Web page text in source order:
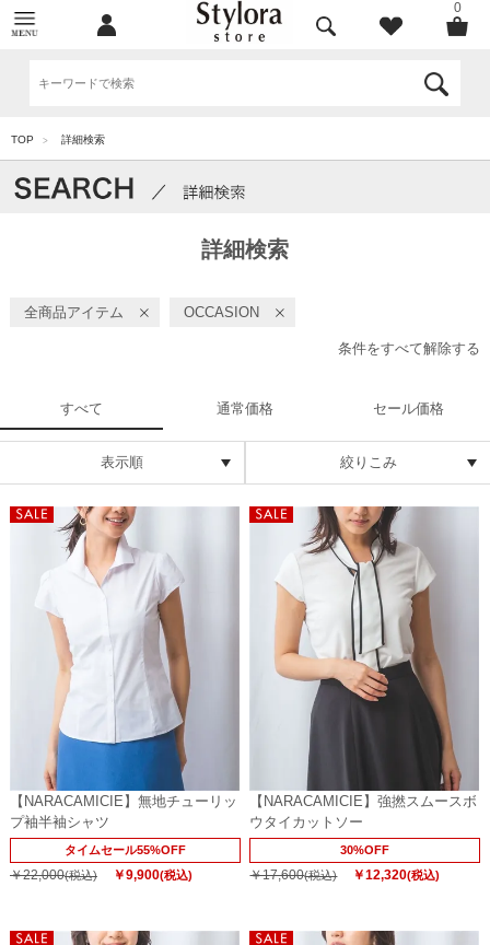
0
TOP > 詳細検索
詳細検索
全商品アイテム OCCASION
条件をすべて解除する
すべて 通常価格 セール価格
表示順 絞りこみ
【NARACAMICIE】無地チューリッ
プ袖半袖シャツ
タイムセール55%OFF
￥22,000(税込) ￥9,900(税込)
【NARACAMICIE】強撚スムースボ
ウタイカットソー
30%OFF
￥17,600(税込) ￥12,320(税込)